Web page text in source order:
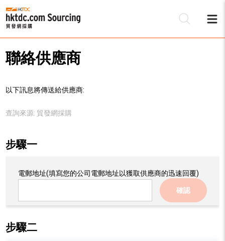
聯絡供應商
以下訊息將傳送給供應商:
查詢來源: 貿發網採購
步驟一
電郵地址(填寫您的公司電郵地址以獲取供應商的迅速回覆)
確認
步驟二